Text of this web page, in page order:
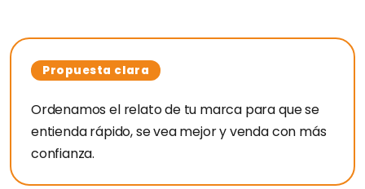
Propuesta clara
Ordenamos el relato de tu marca para que se
entienda rápido, se vea mejor y venda con más
confianza.